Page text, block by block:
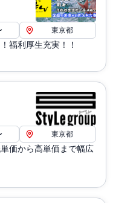
東京都
福利厚生充実！！
東京都
価から高単価まで幅広